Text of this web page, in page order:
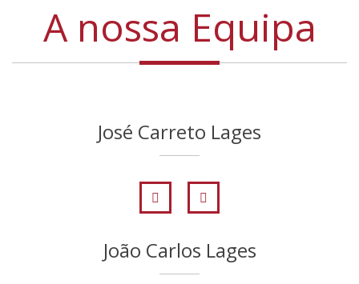
A nossa Equipa
José Carreto Lages
João Carlos Lages